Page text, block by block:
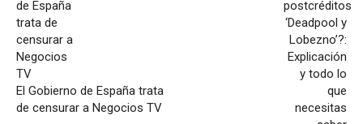
El Gobierno de España trata
de censurar a Negocios TV